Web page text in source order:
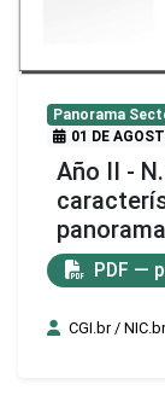
Panorama
01 DE
Año II -
PDF —
CGI.br / NIC.br